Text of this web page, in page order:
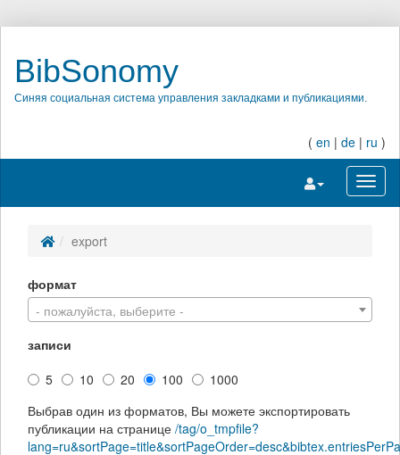
BibSonomy
Синяя социальная система управления закладками и публикациями.
( en | de | ru )
Переключить
export
формат
- пожалуйста, выберите -
записи
5
10 20 100
1000
Выбрав один из форматов, Вы можете экспортировать
публикации на странице /tag/o_tmpfile?